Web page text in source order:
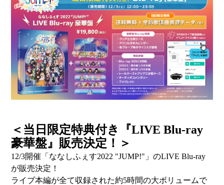
＜当日限定特典付き『LIVE Blu-ray
豪華盤』販売決定！＞
12/3開催「ななしふぇす2022 "JUMP!"」のLIVE Blu-ray
が販売決定！
ライブ本編が全て収録された約5時間の大ボリュームで